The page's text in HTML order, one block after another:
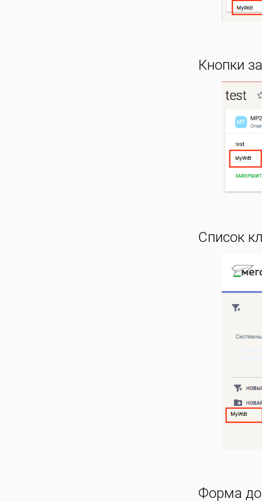
Кнопки
Список
Форма